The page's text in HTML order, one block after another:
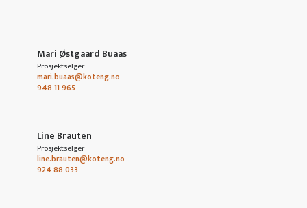
Mari Østgaard Buaas
Prosjektselger
mari.buaas@koteng.no
948 11 965
Line Brauten
Prosjektselger
line.brauten@koteng.no
924 88 033